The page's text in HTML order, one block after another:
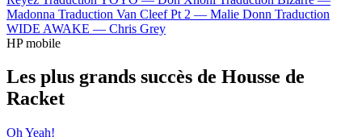
Madonna Traduction Van Cleef Pt 2 — Malie Donn Traduction
WIDE AWAKE — Chris Grey
HP mobile
Les plus grands succès de Housse de
Racket
Oh Yeah!